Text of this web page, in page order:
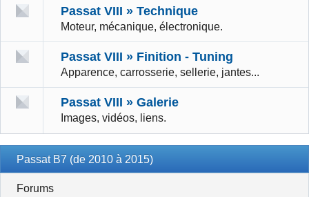
Passat VIII » Technique
Moteur, mécanique, électronique.
Passat VIII » Finition - Tuning
Apparence, carrosserie, sellerie, jantes...
Passat VIII » Galerie
Images, vidéos, liens.
Passat B7 (de 2010 à 2015)
Forums